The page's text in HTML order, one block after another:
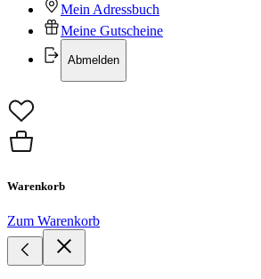
Mein Adressbuch
Meine Gutscheine
Abmelden
Warenkorb
Zum Warenkorb